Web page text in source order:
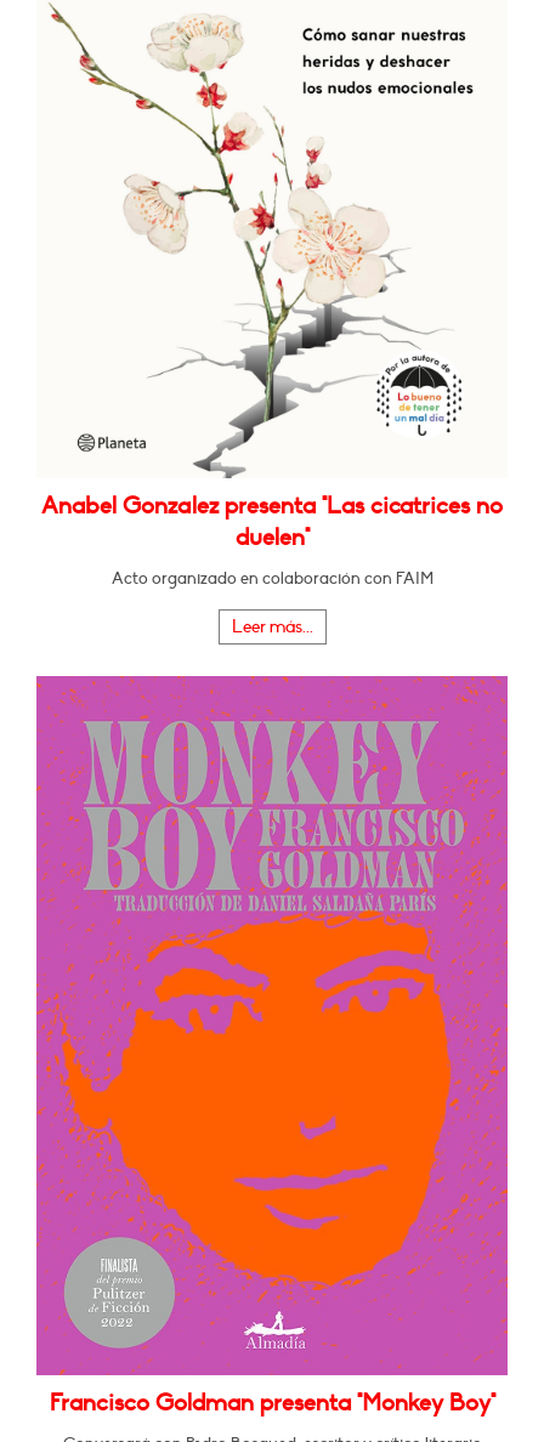
Anabel Gonzalez presenta "Las cicatrices no
duelen"
Acto organizado en colaboración con FAIM
Leer más...
Francisco Goldman presenta "Monkey Boy"